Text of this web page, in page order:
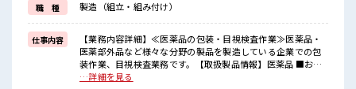
新しいことにチャレンジするのは不安だけど、
しっかり働く環境が整っています！
イチからスキルUP・ステップUP目指していきましょう！
■職場の雰囲気
女性が多めの職場です♪
職 種 製造（組立・組み付け）
仕事内容
【業務内容詳細】≪医薬品の包装・目視検査作業≫医薬品・
医薬部外品など様々な分野の製品を製造している企業での包
装作業、目視検査業務です。【取扱製品情報】医薬品 ■お仕
事PR ≪女性も活躍できる職場≫ もちろん男性の応募も歓迎で
…詳細を見る